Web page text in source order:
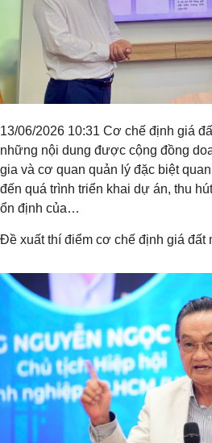
13/06/2026 10:31 Cơ chế định giá
những nội dung được cộng đồng
gia và cơ quan quản lý đặc biệt
đến quá trình triển khai dự án, thu
ổn định của…
Đề xuất thí điểm cơ chế định giá đất